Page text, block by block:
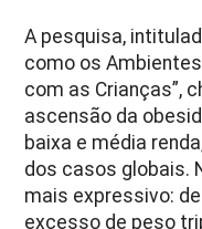
A pesquisa,
como os
com as Crianças”,
ascensão da
baixa e média
dos casos globais.
mais expressivo:
excesso de peso